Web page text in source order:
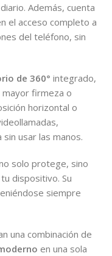
Además, cuenta
el acceso completo a
del teléfono, sin
de 360° integrado,
firmeza o
horizontal o
usar las manos.
solo protege, sino
dispositivo. Su
siempre
una combinación de
en una sola